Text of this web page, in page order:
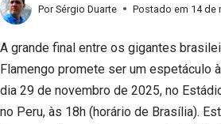
Por Sérgio Duarte Postado em 14 de
A grande final entre os gigantes
Flamengo promete ser um espetáculo
dia 29 de novembro de 2025, no
no Peru, às 18h (horário de Brasília).